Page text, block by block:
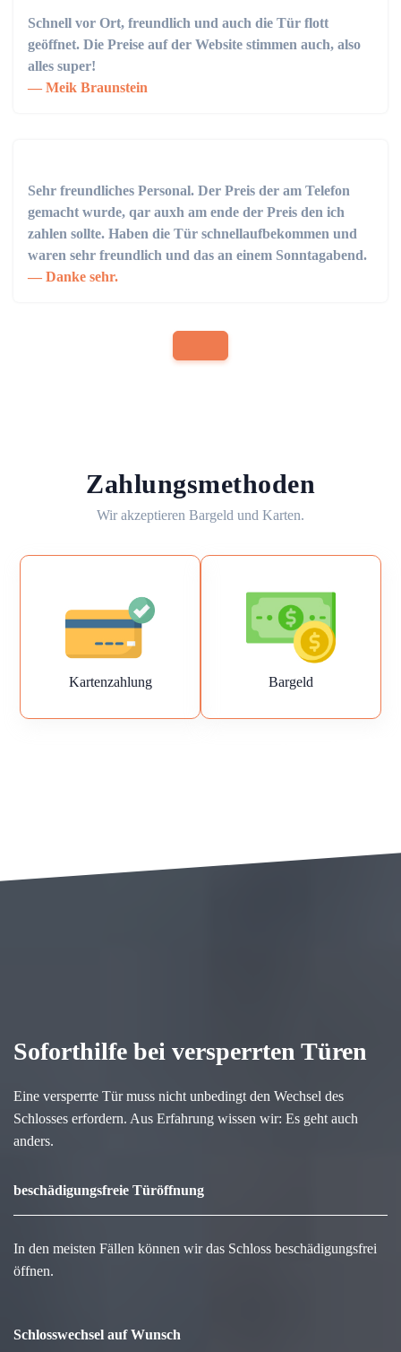
Schnell vor Ort, freundlich und auch die Tür flott
geöffnet. Die Preise auf der Website stimmen auch, also
alles super!
Meik Braunstein
Sehr freundliches Personal. Der Preis der am Telefon
gemacht wurde, qar auxh am ende der Preis den ich
zahlen sollte. Haben die Tür schnellaufbekommen und
waren sehr freundlich und das an einem Sonntagabend.
Danke sehr.
Zahlungsmethoden
Wir akzeptieren Bargeld und Karten.
Kartenzahlung Bargeld
Soforthilfe bei versperrten Türen
Eine versperrte Tür muss nicht unbedingt den Wechsel des
Schlosses erfordern. Aus Erfahrung wissen wir: Es geht auch
anders.
beschädigungsfreie Türöffnung
In den meisten Fällen können wir das Schloss beschädigungsfrei
öffnen.
Schlosswechsel auf Wunsch